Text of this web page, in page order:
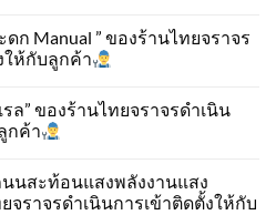
ดก Manual ” ของร้านไทยจราจร
ให้กับลูกค้า
รล” ของร้านไทยจราจรดำเนิน
กค้า
นสะท้อนแสงพลังงานแสง
จราจรดำเนินการเข้าติดตั้ง​ให้กับ